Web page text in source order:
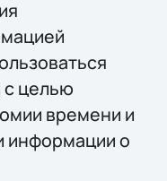
целью
времени и
информации о